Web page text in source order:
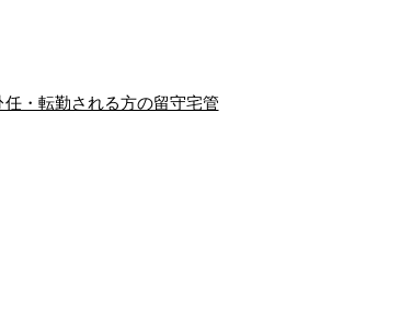
任・転勤される方の留守宅管